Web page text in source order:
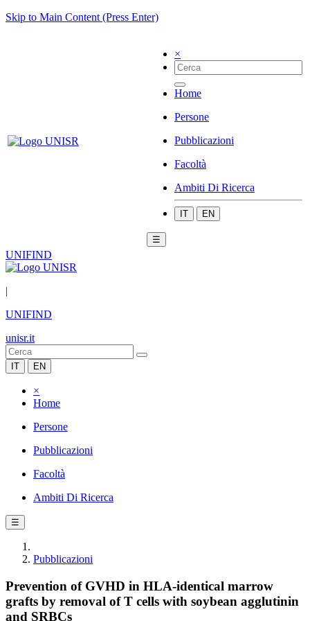
Skip to Main Content (Press Enter)
×
Home
Persone
Pubblicazioni
Facoltà
Ambiti Di Ricerca
IT EN
☰
UNIFIND
|
UNIFIND
unisr.it
IT EN
×
Home
Persone
Pubblicazioni
Facoltà
Ambiti Di Ricerca
☰
Pubblicazioni
Prevention of GVHD in HLA-identical marrow
grafts by removal of T cells with soybean agglutinin
and SRBCs